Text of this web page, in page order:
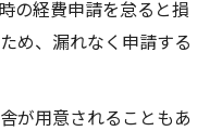
の経費申請を怠ると損
め、漏れなく申請する
が用意されることもあ